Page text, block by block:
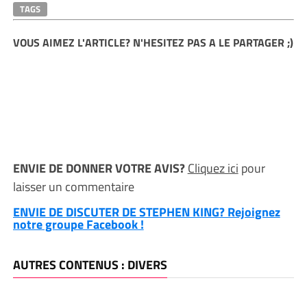
TAGS
VOUS AIMEZ L'ARTICLE? N'HESITEZ PAS A LE PARTAGER ;)
ENVIE DE DONNER VOTRE AVIS?Cliquez ici pour
laisser un commentaire
ENVIE DE DISCUTER DE STEPHEN KING? Rejoignez
notre groupe Facebook !
AUTRES CONTENUS : DIVERS